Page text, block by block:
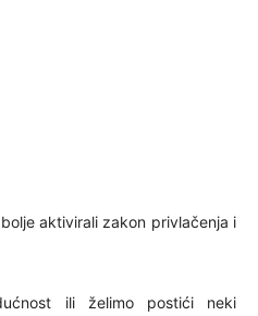
aktivirali zakon privlačenja i
ili želimo postići neki